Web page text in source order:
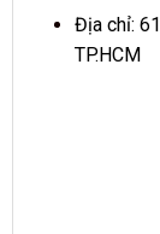
Địa chỉ:
TP.HCM